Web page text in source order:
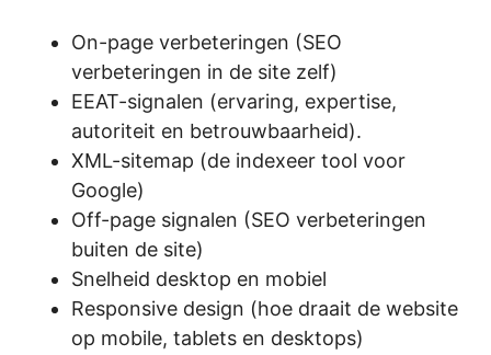
On-page verbeteringen (SEO
verbeteringen in de site zelf)
EEAT-signalen (ervaring, expertise,
autoriteit en betrouwbaarheid).
XML-sitemap (de indexeer tool voor
Google)
Off-page signalen (SEO verbeteringen
buiten de site)
Snelheid desktop en mobiel
Responsive design (hoe draait de website
op mobile, tablets en desktops)